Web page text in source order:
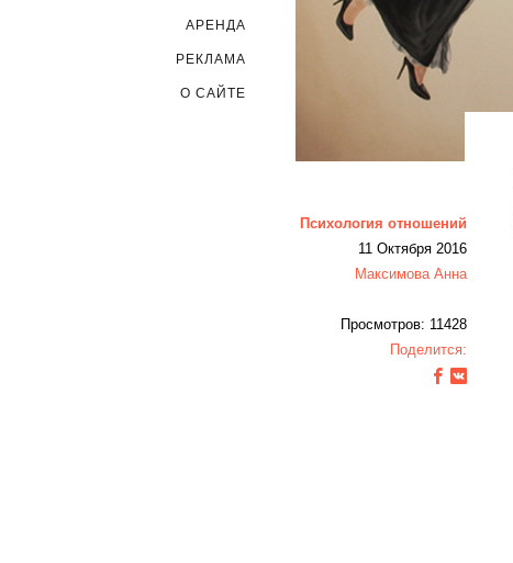
АРЕНДА
РЕКЛАМА
О САЙТЕ
Психология отношений
11 Октября 2016
Максимова Анна
Просмотров: 11428
Поделится: